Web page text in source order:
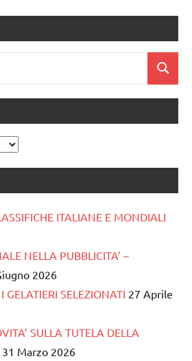
Cerca
ITALIANE E MONDIALI
NELLA PUBBLICITA’ –
2026
GELATIERI SELEZIONATI 27 Aprile
SULLA TUTELA DELLA
31 Marzo 2026